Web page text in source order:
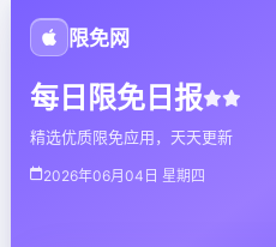
限免网
每日限免日报
精选优质限免应用，天天更新
2026年06月04日 星期四